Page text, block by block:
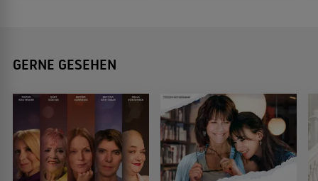
GERNE GESEHEN